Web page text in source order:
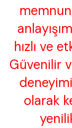
hızlı ve
Güvenilir
olarak